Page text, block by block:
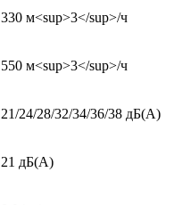
330 м<sup>3</sup>/ч
550 м<sup>3</sup>/ч
21/24/28/32/34/36/38 дБ(А)
21 дБ(А)